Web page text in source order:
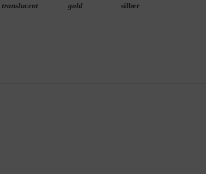
translucent
gold
silber